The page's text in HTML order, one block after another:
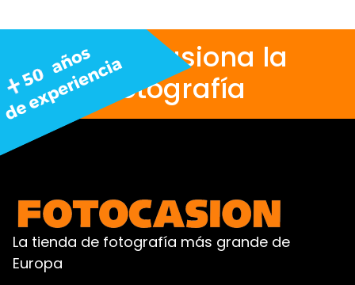
Nos apasiona la
fotografía
La tienda de fotografía más grande de
Europa